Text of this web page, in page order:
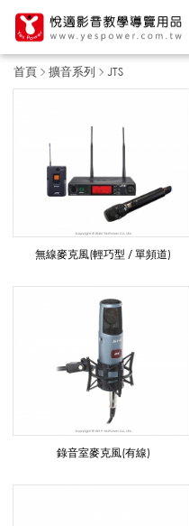
首頁 擴音系列 JTS
S
音
無線麥克風(輕巧型 / 單頻道)
錄音室麥克風(有線)